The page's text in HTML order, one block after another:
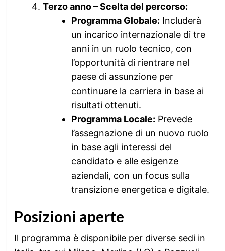
Terzo anno – Scelta del percorso:
Programma Globale: Includerà
un incarico internazionale di tre
anni in un ruolo tecnico, con
l’opportunità di rientrare nel
paese di assunzione per
continuare la carriera in base ai
risultati ottenuti.
Programma Locale: Prevede
l’assegnazione di un nuovo ruolo
in base agli interessi del
candidato e alle esigenze
aziendali, con un focus sulla
transizione energetica e digitale.
Posizioni aperte
Il programma è disponibile per diverse sedi in